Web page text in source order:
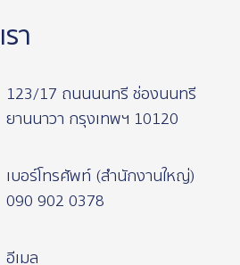
า
123/17 ถนนนนทรี ช่องนนทรี
ยานนาวา กรุงเทพฯ 10120
เบอร์โทรศัพท์ (สำนักงานใหญ่)
090 902 0378
อีเมล